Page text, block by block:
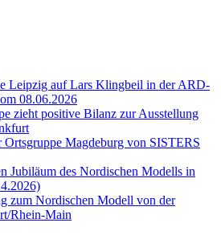
Leipzig auf Lars Klingbeil in der ARD-
08.06.2026
zieht positive Bilanz zur Ausstellung
Ortsgruppe Magdeburg von SISTERS
Jubiläum des Nordischen Modells in
zum Nordischen Modell von der
Rhein-Main